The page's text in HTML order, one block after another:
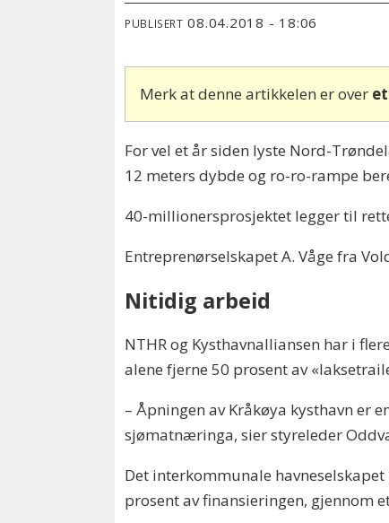
PUBLISERT 08.04.2018 - 18:06
Merk at denne artikkelen er over
For vel et år siden lyste Nord-
12 meters dybde og ro-ro-rampe
40-millionersprosjektet legger til
Entreprenørselskapet A. Våge fra
Nitidig arbeid
NTHR og Kysthavnalliansen har i
alene fjerne 50 prosent av
– Åpningen av Kråkøya kysthavn er
sjømatnæringa, sier styreleder
Det interkommunale
prosent av finansieringen, gjennom